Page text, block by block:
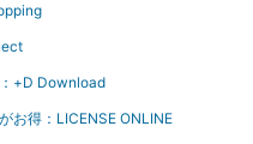
+D Download
お得：LICENSE ONLINE